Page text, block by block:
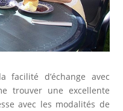
facilité d’échange avec
trouver une excellente
avec les modalités de